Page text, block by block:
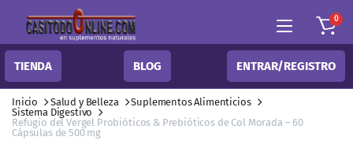
0
TIENDA BLOG ENTRAR/REGISTRO
Inicio Salud y Belleza
Suplementos Alimenticios
Sistema Digestivo
Refugio del Vergel Probióticos & Prebióticos de Col Morada – 60
Cápsulas de 500 mg